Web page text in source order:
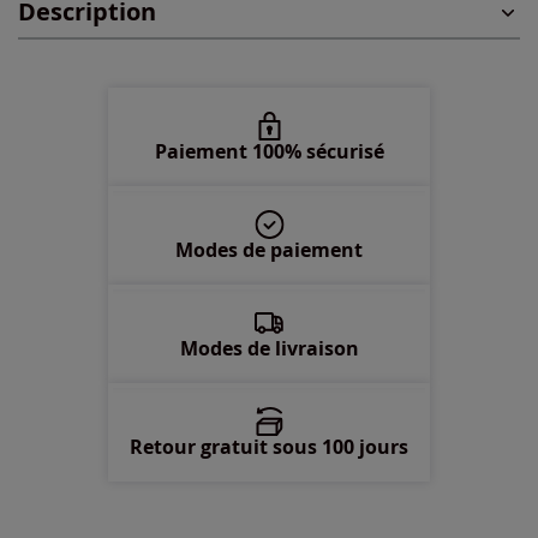
54 -En stock
Description
Paiement 100% sécurisé
Modes de paiement
Modes de livraison
Retour gratuit sous 100 jours